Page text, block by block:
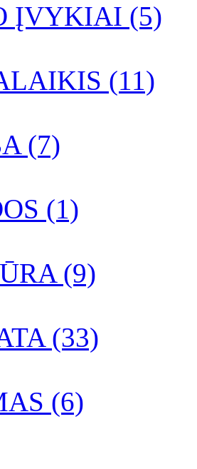
ĮVYKIAI (5)
(11)
(7)
(1)
(9)
(33)
(6)